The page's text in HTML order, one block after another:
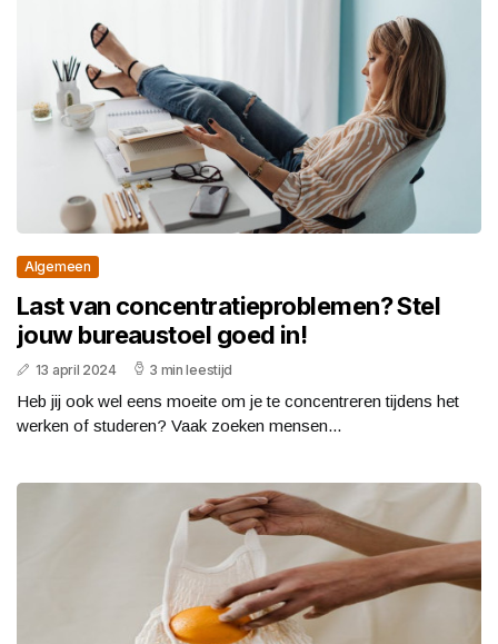
Algemeen
Last van concentratieproblemen? Stel
jouw bureaustoel goed in!
13 april 2024 3 min leestijd
Heb jij ook wel eens moeite om je te concentreren tijdens het
werken of studeren? Vaak zoeken mensen...